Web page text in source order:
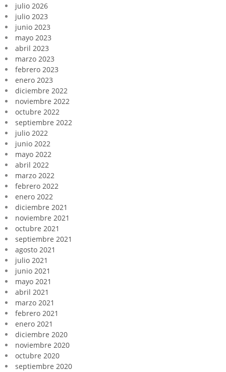
julio 2026
julio 2023
junio 2023
mayo 2023
abril 2023
marzo 2023
febrero 2023
enero 2023
diciembre 2022
noviembre 2022
octubre 2022
septiembre 2022
julio 2022
junio 2022
mayo 2022
abril 2022
marzo 2022
febrero 2022
enero 2022
diciembre 2021
noviembre 2021
octubre 2021
septiembre 2021
agosto 2021
julio 2021
junio 2021
mayo 2021
abril 2021
marzo 2021
febrero 2021
enero 2021
diciembre 2020
noviembre 2020
octubre 2020
septiembre 2020